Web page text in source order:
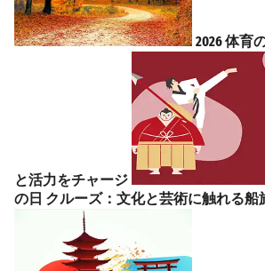
2026 体育
と活力をチャージ
の日 クルーズ：文化と芸術に触れる船